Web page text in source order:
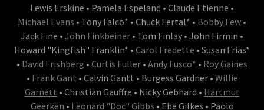
Lewis Erskine • Pamela Espeland • Claude Etienne •
Michael Evans • Tony Falco* • Chuck Fertal* • Bobby Few •
Jack Fine • John Finkbeiner • Tom Finlay • John Firmin •
Howard "Kingfish" Franklin* • Carol Fredette • Susan Frias*
• David Frishberg • Curtis Fuller • Andy Fusco* • Roy Gaines
• Frank Gant • Calvin Gantt • Burgess Gardner • Willie
Garnett • Christian Gauffre • Nicky Gebhard • Hartmut
Geerken • Leonard "Doc" Gibbs • Ebe Gilkes • Paolo